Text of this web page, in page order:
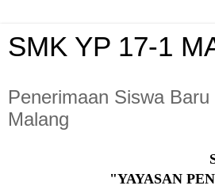
SMK YP 17-1
Penerimaan Siswa
Malang
"YAYASAN